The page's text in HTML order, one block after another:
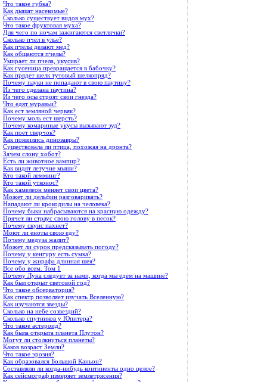
Что такое губка?
Как дышат насекомые?
Сколько существует видов мух?
Что такое фруктовая муха?
Для чего по ночам зажигаются светлячки?
Сколько пчел в улье?
Как пчелы делают мед?
Как общаются пчелы?
Умирает ли пчела, укусив?
Как гусеница превращается в бабочку?
Как прядет шелк тутовый шелкопряд?
Почему пауки не попадают в свою паутину?
Из чего сделана паутина?
Из чего осы строят свои гнезда?
Что едят муравьи?
Как ест земляной червяк?
Почему моль ест шерсть?
Почему комариные укусы вызывают зуд?
Как поет сверчок?
Как появились динозавры?
Существовала ли птица, похожая на дронта?
Зачем слону хобот?
Есть ли животное вампир?
Как видят летучие мыши?
Кто такой лемминг?
Кто такой утконос?
Как хамелеон меняет свои цвета?
Может ли дельфин разговаривать?
Нападают ли крокодилы на человека?
Почему быки набрасываются на красную одежду?
Прячет ли страус свою голову в песок?
Почему скунс пахнет?
Моют ли еноты свою еду?
Почему медуза жалит?
Может ли сурок предсказывать погоду?
Почему у кенгуру есть сумка?
Почему у жирафа длинная шея?
Все обо всем. Том 1
Почему Луна следует за нами, когда мы едем на машине?
Как был открыт световой год?
Что такое обсерватория?
Как спектр позволяет изучать Вселенную?
Как изучаются звезды?
Сколько на небе созвездий?
Сколько спутников у Юпитера?
Что такое астероид?
Как была открыта планета Плутон?
Могут ли столкнуться планеты?
Каков возраст Земли?
Что такое эрозия?
Как образовался Большой Каньон?
Составляли ли когда-нибудь континенты одно целое?
Как сейсмограф измеряет землетрясения?